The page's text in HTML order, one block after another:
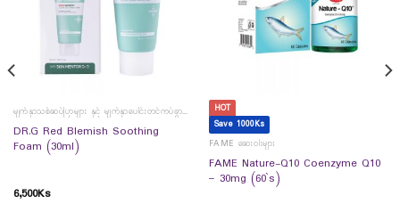
မျက်နှာသစ်ဆပ်ပြာများ နှင့် မျက်နှာပေါင်းတင်ကပ်ခွာများ
DR.G Red Blemish Soothing
Foam (30ml)
6,500Ks
HOT
Save 1000Ks
FAME ဆေးဝါးများ
FAME Nature-Q10 Coenzyme Q10
– 30mg (60`s)